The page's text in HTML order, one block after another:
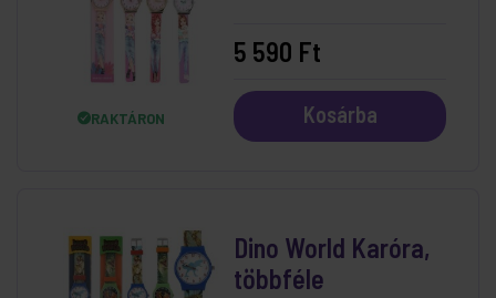
RAKTÁRON
5 590 Ft
Kosárba
Dino World Karóra,
többféle